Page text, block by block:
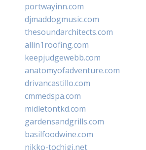
portwayinn.com
djmaddogmusic.com
thesoundarchitects.com
allin1roofing.com
keepjudgewebb.com
anatomyofadventure.com
drivancastillo.com
cmmedspa.com
midletontkd.com
gardensandgrills.com
basilfoodwine.com
nikko-tochigi.net